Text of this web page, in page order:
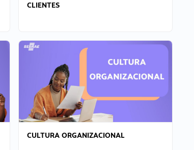
CLIENTES
CULTURA ORGANIZACIONAL